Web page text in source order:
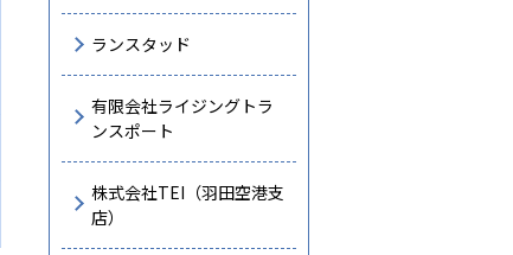
ランスタッド
有限会社ライジングトラ
ンスポート
株式会社TEI（羽田空港支
店）